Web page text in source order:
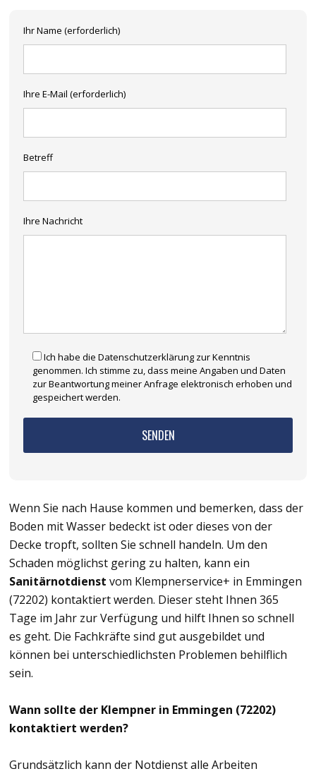
Ihr Name (erforderlich)
Ihre E-Mail (erforderlich)
Betreff
Ihre Nachricht
Ich habe die Datenschutzerklärung zur Kenntnis
genommen. Ich stimme zu, dass meine Angaben und Daten
zur Beantwortung meiner Anfrage elektronisch erhoben und
gespeichert werden.
Wenn Sie nach Hause kommen und bemerken, dass der
Boden mit Wasser bedeckt ist oder dieses von der
Decke tropft, sollten Sie schnell handeln. Um den
Schaden möglichst gering zu halten, kann ein
Sanitärnotdienst vom Klempnerservice+ in Emmingen
(72202) kontaktiert werden. Dieser steht Ihnen 365
Tage im Jahr zur Verfügung und hilft Ihnen so schnell
es geht. Die Fachkräfte sind gut ausgebildet und
können bei unterschiedlichsten Problemen behilflich
sein.
Wann sollte der Klempner in Emmingen (72202)
kontaktiert werden?
Grundsätzlich kann der Notdienst alle Arbeiten